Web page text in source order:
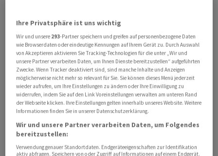
auf das anstehende alljährliche Notenbanker-Treffen,
das von Donnerstag bis Samstag in Jackson Hole
(Wyoming) stattfindet. Nach Veröffentlichung des US-
Notenbankprotokolls in der vergangenen Woche
werden nun konkretere Hinweise darauf erhofft, ob sich
die US-Notenbank Fed doch noch in der Pflicht sieht,
die Leitzinsen weiter anzuheben.
marktbreite S&P 500 sank um 0,28 Prozent auf 4387,55
Zähler. Der überwiegend mit Technologiewerten
Ihre Privatsphäre ist uns wichtig
Wir und unsere 293-Partner speichern und greifen auf personenbezogene Daten
wie Browserdaten oder eindeutige Kennungen auf Ihrem Gerät zu. Durch Auswahl
von Akzeptieren aktivieren Sie Tracking-Technologien für die unter „Wir und
unsere Partner verarbeiten Daten, um Ihnen Dienste bereitzustellen“ aufgeführten
Zwecke. Wenn Tracker deaktiviert sind, sind manche Inhalte und Anzeigen
möglicherweise nicht mehr so relevant für Sie. Sie können dieses Menü jederzeit
wieder aufrufen, um Ihre Einstellungen zu ändern oder Ihre Einwilligung zu
widerrufen, indem Sie auf den Link Voreinstellungen verwalten am unteren Rand
der Webseite klicken. Ihre Einstellungen gelten innerhalb unseres Website. Weitere
Informationen finden Sie in unserer Datenschutzerklärung.
Wir und unsere Partner verarbeiten Daten, um Folgendes
bereitzustellen:
Verwendung genauer Standortdaten. Endgeräteeigenschaften zur Identifikation
aktiv abfragen. Speichern von oder Zugriff auf Informationen auf einem Endgerät.